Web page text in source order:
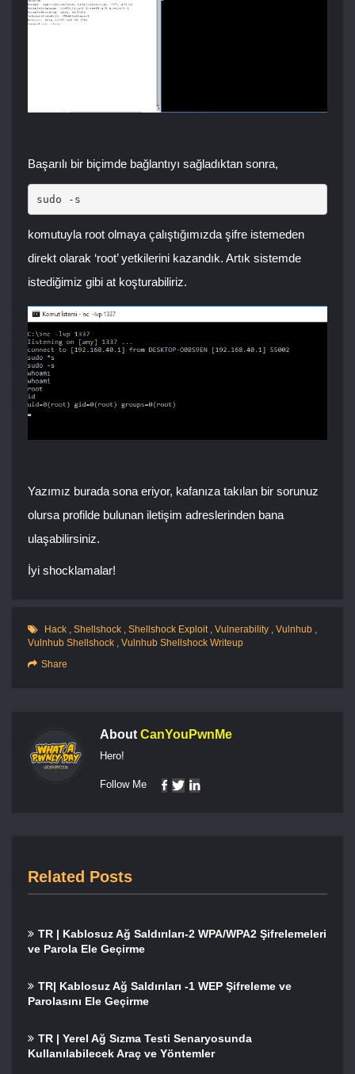
Başarılı bir biçimde bağlantıyı sağladıktan sonra,
sudo -s
komutuyla root olmaya çalıştığımızda şifre istemeden
direkt olarak ‘root’ yetkilerini kazandık. Artık sistemde
istediğimiz gibi at koşturabiliriz.
Yazımız burada sona eriyor, kafanıza takılan bir sorunuz
olursa profilde bulunan iletişim adreslerinden bana
ulaşabilirsiniz.
İyi shocklamalar!
Hack , Shellshock , Shellshock Exploit, Vulnerability , Vulnhub ,
Vulnhub Shellshock , Vulnhub Shellshock Writeup
Share
About CanYouPwnMe
Hero!
Follow Me
Related Posts
TR | Kablosuz Ağ Saldırıları-2 WPA/WPA2 Şifrelemeleri
ve Parola Ele Geçirme
TR| Kablosuz Ağ Saldırıları -1 WEP Şifreleme ve
Parolasını Ele Geçirme
TR | Yerel Ağ Sızma Testi Senaryosunda
Kullanılabilecek Araç ve Yöntemler